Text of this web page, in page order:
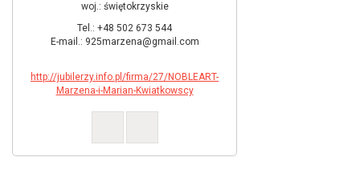
woj.: świętokrzyskie
Tel.: +48 502 673 544
E-mail.: 925marzena@gmail.com
http://jubilerzy.info.pl/firma/27/NOBLEART-
Marzena-i-Marian-Kwiatkowscy